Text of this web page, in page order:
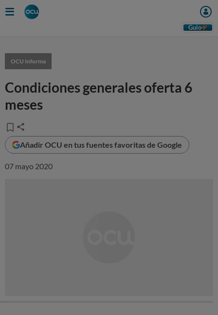
Guio
OCU Informa
Condiciones generales oferta 6
meses
Añadir OCU en tus fuentes favoritas de Google
07 mayo 2020